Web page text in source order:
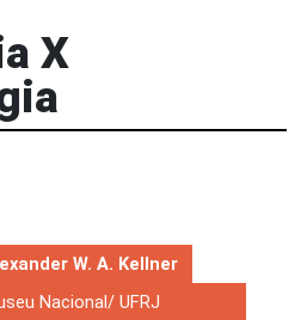
X
W. A. Kellner
Nacional/ UFRJ